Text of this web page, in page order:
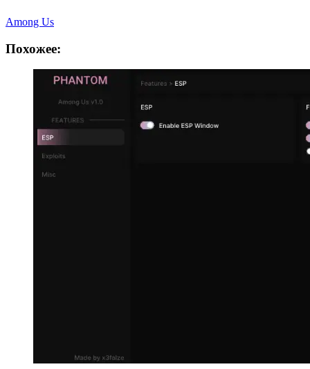
Among Us
Похожее: